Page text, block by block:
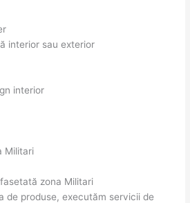
interior sau exterior
interior
zona Militari
de produse, executăm servicii de